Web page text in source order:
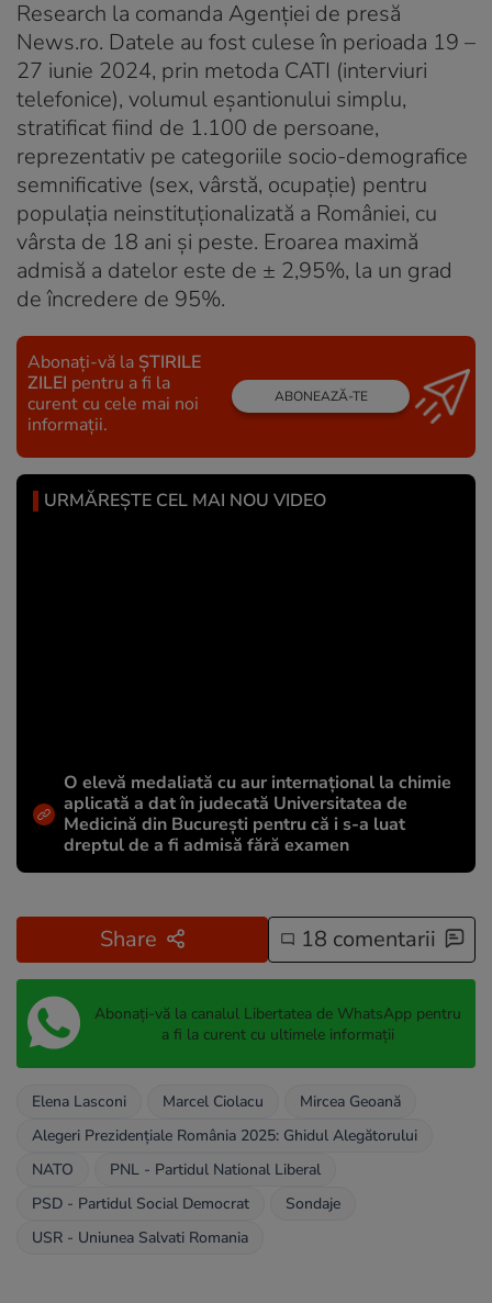
Research la comanda Agenţiei de presă
News.ro. Datele au fost culese în perioada 19 –
27 iunie 2024, prin metoda CATI (interviuri
telefonice), volumul eşantionului simplu,
stratificat fiind de 1.100 de persoane,
reprezentativ pe categoriile socio-demografice
semnificative (sex, vârstă, ocupaţie) pentru
populaţia neinstituţionalizată a României, cu
vârsta de 18 ani şi peste. Eroarea maximă
admisă a datelor este de ± 2,95%, la un grad
de încredere de 95%.
Abonați-vă la ȘTIRILE
ZILEI pentru a fi la
curent cu cele mai noi
informații.
ABONEAZĂ-TE
URMĂREȘTE CEL MAI NOU VIDEO
O elevă medaliată cu aur internațional la chimie
aplicată a dat în judecată Universitatea de
Medicină din București pentru că i s-a luat
dreptul de a fi admisă fără examen
Share 18 comentarii
Abonați-vă la canalul Libertatea de WhatsApp pentru
a fi la curent cu ultimele informații
Elena Lasconi Marcel Ciolacu
Mircea Geoană
Alegeri Prezidențiale România 2025: Ghidul Alegătorului
NATO
PNL - Partidul National Liberal
PSD - Partidul Social Democrat
Sondaje
USR - Uniunea Salvati Romania